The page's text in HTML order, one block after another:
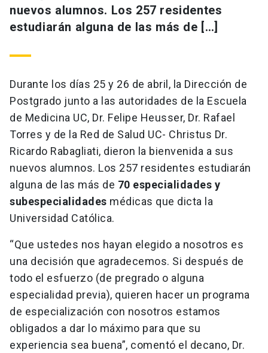
nuevos alumnos. Los 257 residentes
estudiarán alguna de las más de […]
Durante los días 25 y 26 de abril, la Dirección de
Postgrado junto a las autoridades de la Escuela
de Medicina UC, Dr. Felipe Heusser, Dr. Rafael
Torres y de la Red de Salud UC- Christus Dr.
Ricardo Rabagliati, dieron la bienvenida a sus
nuevos alumnos. Los 257 residentes estudiarán
alguna de las más de 70 especialidades y
subespecialidades médicas que dicta la
Universidad Católica.
“Que ustedes nos hayan elegido a nosotros es
una decisión que agradecemos. Si después de
todo el esfuerzo (de pregrado o alguna
especialidad previa), quieren hacer un programa
de especialización con nosotros estamos
obligados a dar lo máximo para que su
experiencia sea buena”, comentó el decano, Dr.